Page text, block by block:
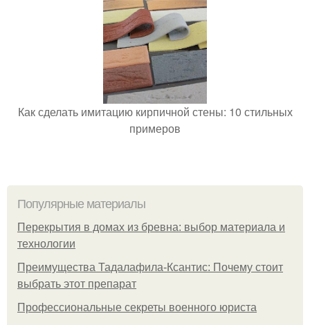
Как сделать имитацию кирпичной стены: 10 стильных
примеров
Популярные материалы
Перекрытия в домах из бревна: выбор материала и
технологии
Преимущества Тадалафила-Ксантис: Почему стоит
выбрать этот препарат
Профессиональные секреты военного юриста